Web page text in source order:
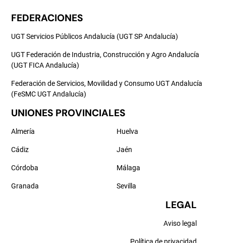
FEDERACIONES
UGT Servicios Públicos Andalucía (UGT SP Andalucía)
UGT Federación de Industria, Construcción y Agro Andalucía
(UGT FICA Andalucía)
Federación de Servicios, Movilidad y Consumo UGT Andalucía
(FeSMC UGT Andalucía)
UNIONES PROVINCIALES
Almería
Cádiz
Córdoba
Granada
Huelva
Jaén
Málaga
Sevilla
LEGAL
Aviso legal